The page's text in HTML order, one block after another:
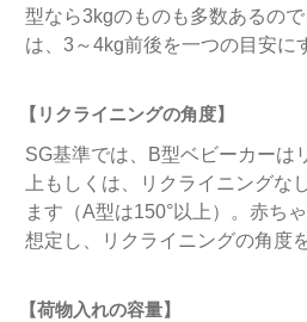
型なら3kgのものも多数あるの
は、3～4kg前後を一つの目安に
【リクライニングの角度】
SG基準では、B型ベビーカーは
上もしくは、リクライニングな
ます（A型は150°以上）。赤ち
想定し、リクライニングの角度
【荷物入れの容量】